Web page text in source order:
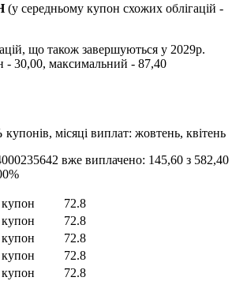
(у середньому купон схожих облігацій -
що також завершуються у 2029р.
- 30,00, максимальний - 87,40
купонів, місяці виплат: жовтень, квітень
вже виплачено: 145,60 з 582,40
%
купон
72.8
купон
72.8
купон
72.8
купон
72.8
купон
72.8